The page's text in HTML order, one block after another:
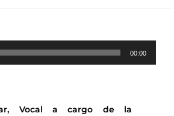
00:00
Vocal a cargo de la